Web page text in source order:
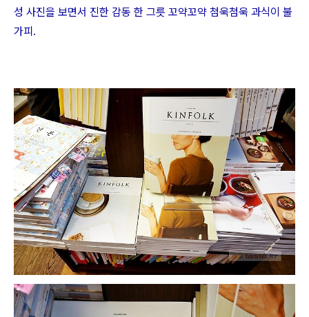
성 사진을 보면서 진한 감동 한 그릇 꼬약꼬약 첨욱첨욱 과식이 불
가피.